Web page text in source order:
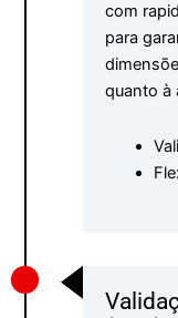
com
para
quanto à